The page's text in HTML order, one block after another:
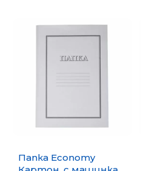
Папка Economy